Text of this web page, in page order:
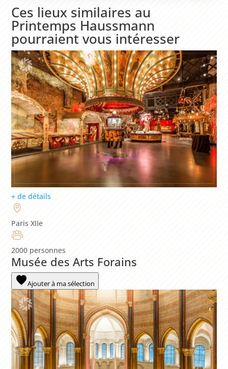
Ces lieux similaires au
Printemps Haussmann
pourraient vous intéresser
+ de détails
Paris XIIe
2000 personnes
Musée des Arts Forains
Ajouter à ma sélection